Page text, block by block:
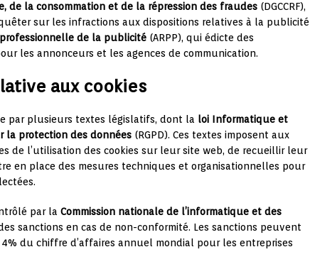
de la consommation et de la répression des fraudes (DGCCRF),
sur les infractions aux dispositions relatives à la publicité
de la publicité (ARPP), qui édicte des
les annonceurs et les agences de communication.
aux cookies
par plusieurs textes législatifs, dont la loi Informatique et
la protection des données (RGPD). Ces textes imposent aux
de l’utilisation des cookies sur leur site web, de recueillir leur
en place des mesures techniques et organisationnelles pour
par la Commission nationale de l’informatique et des
sanctions en cas de non-conformité. Les sanctions peuvent
du chiffre d’affaires annuel mondial pour les entreprises